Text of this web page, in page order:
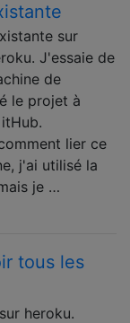
sur
J'essaie de
de
le projet à
lier ce
j'ai utilisé la
je …
tous les
heroku.